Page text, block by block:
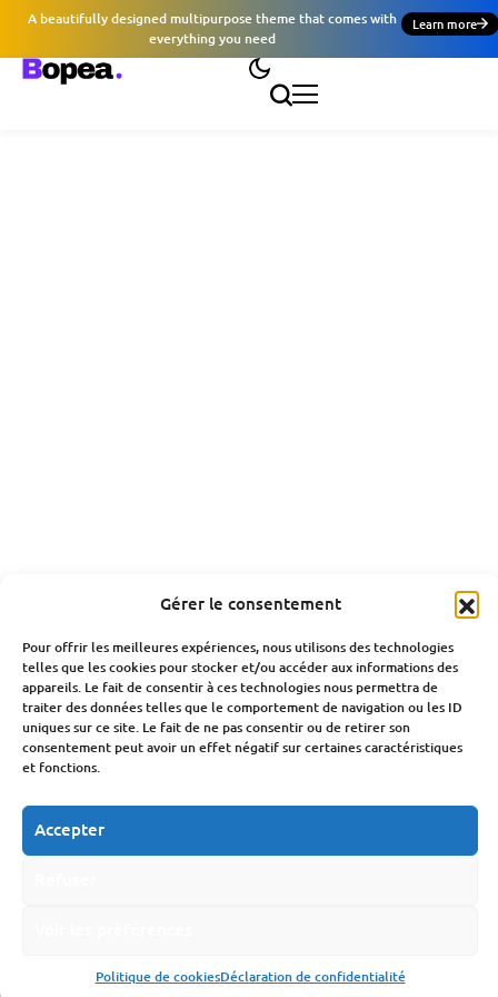
Gérer le consentement
Pour offrir les meilleures expériences, nous utilisons des technologies
telles que les cookies pour stocker et/ou accéder aux informations des
appareils. Le fait de consentir à ces technologies nous permettra de
traiter des données telles que le comportement de navigation ou les ID
uniques sur ce site. Le fait de ne pas consentir ou de retirer son
consentement peut avoir un effet négatif sur certaines caractéristiques
et fonctions.
Accepter
Politique de cookiesDéclaration de confidentialité
A beautifully designed multipurpose theme that comes with
everything you need
Learn more